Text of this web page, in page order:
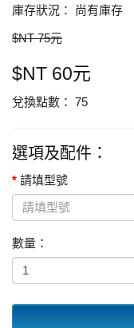
庫存狀況： 尚有庫存
$NT 75元
$NT 60元
兌換點數： 75
選項及配件：
請填型號
數量：